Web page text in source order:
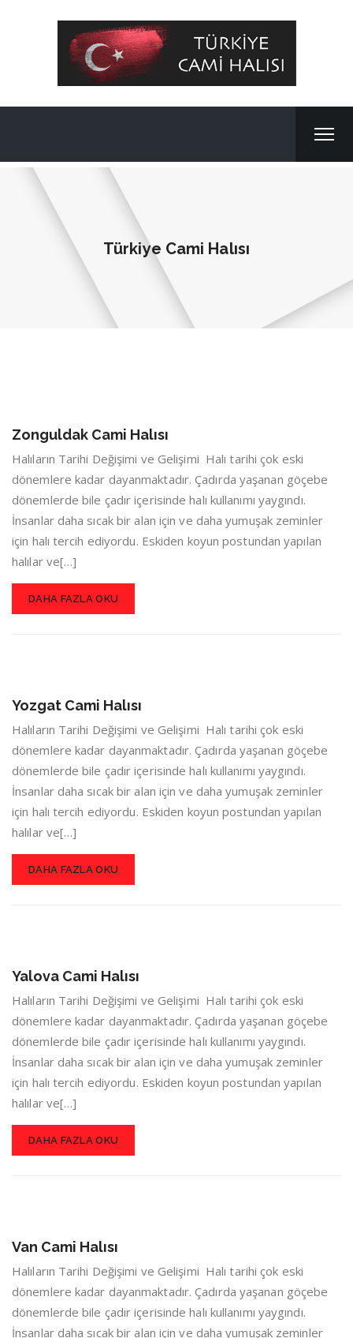
Türkiye Cami Halısı
Zonguldak Cami Halısı
Halıların Tarihi Değişimi ve Gelişimi Halı tarihi çok eski
dönemlere kadar dayanmaktadır. Çadırda yaşanan göçebe
dönemlerde bile çadır içerisinde halı kullanımı yaygındı.
İnsanlar daha sıcak bir alan için ve daha yumuşak zeminler
için halı tercih ediyordu. Eskiden koyun postundan yapılan
halılar ve[…]
DAHA FAZLA OKU
Yozgat Cami Halısı
Halıların Tarihi Değişimi ve Gelişimi Halı tarihi çok eski
dönemlere kadar dayanmaktadır. Çadırda yaşanan göçebe
dönemlerde bile çadır içerisinde halı kullanımı yaygındı.
İnsanlar daha sıcak bir alan için ve daha yumuşak zeminler
için halı tercih ediyordu. Eskiden koyun postundan yapılan
halılar ve[…]
DAHA FAZLA OKU
Yalova Cami Halısı
Halıların Tarihi Değişimi ve Gelişimi Halı tarihi çok eski
dönemlere kadar dayanmaktadır. Çadırda yaşanan göçebe
dönemlerde bile çadır içerisinde halı kullanımı yaygındı.
İnsanlar daha sıcak bir alan için ve daha yumuşak zeminler
için halı tercih ediyordu. Eskiden koyun postundan yapılan
halılar ve[…]
DAHA FAZLA OKU
Van Cami Halısı
Halıların Tarihi Değişimi ve Gelişimi Halı tarihi çok eski
dönemlere kadar dayanmaktadır. Çadırda yaşanan göçebe
dönemlerde bile çadır içerisinde halı kullanımı yaygındı.
İnsanlar daha sıcak bir alan için ve daha yumuşak zeminler